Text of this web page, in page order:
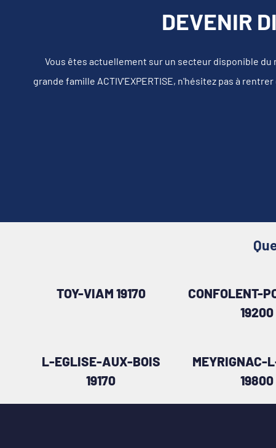
DEVENIR
Vous êtes actuellement sur un secteur disponible du
grande famille ACTIV'EXPERTISE, n'hésitez pas à
TOY-VIAM 19170
CONFOLENT-
19200
L-EGLISE-AUX-BOIS
19170
MEYRIGNAC-
19800